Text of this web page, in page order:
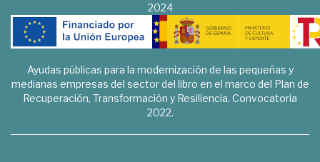
2024
Ayudas públicas para la modernización de las pequeñas y
medianas empresas del sector del libro en el marco del Plan de
Recuperación, Transformación y Resiliencia. Convocatoria
2022.